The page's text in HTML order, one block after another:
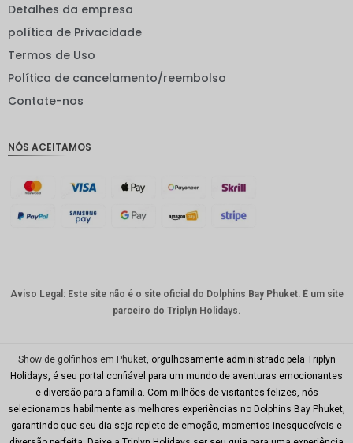
ienes
EUR
suíço
australia
CNY
TWD
Minhas
Ries
Detalhes da empresa
política de Privacidade
Termos de Uso
Política de cancelamento/reembolso
Contate-nos
NÓS ACEITAMOS
Aviso Legal: Este site não é o site oficial do Dolphins Bay Phuket. É um site
parceiro do Triplyn Holidays.
Show de golfinhos em Phuket , orgulhosamente administrado pela Triplyn
Holidays, é seu portal confiável para um mundo de aventuras emocionantes
e diversão para a família. Com milhões de visitantes felizes, nós
selecionamos habilmente as melhores experiências no Dolphins Bay Phuket,
garantindo que seu dia seja repleto de emoção, momentos inesquecíveis e